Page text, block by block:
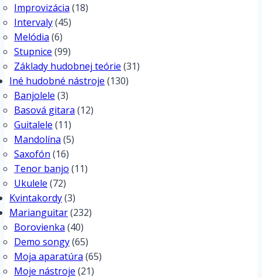
Improvizácia (18)
Intervaly(45)
Melódia (6)
Stupnice (99)
Základy hudobnej teórie (31)
Iné hudobné nástroje (130)
Banjolele (3)
Basová gitara (12)
Guitalele (11)
Mandolína (5)
Saxofón (16)
Tenor banjo (11)
Ukulele (72)
Kvintakordy(3)
Marianguitar(232)
Borovienka (40)
Demo songy(65)
Moja aparatúra (65)
Moje nástroje (21)